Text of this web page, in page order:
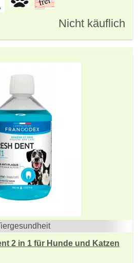
Nicht käuflich
2 in 1 für Hunde und Katzen